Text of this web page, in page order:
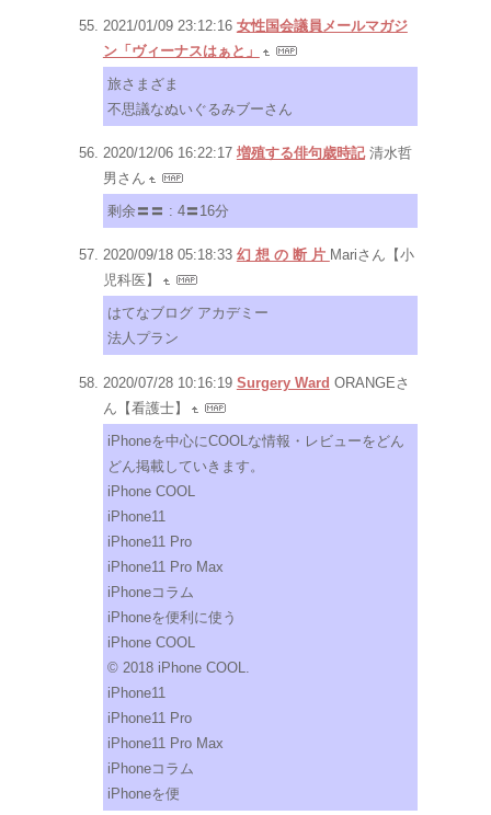
2021/01/09 23:12:16 女性国会議員メールマガジ
ン「ヴィーナスはぁと」
旅さまざま
不思議なぬいぐるみブーさん
2020/12/06 16:22:17 増殖する俳句歳時記 清水哲
男さん
剩余〓〓 : 4〓16分
2020/09/18 05:18:33 幻 想 の 断 片 Mariさん【小
児科医】
はてなブログ アカデミー
法人プラン
2020/07/28 10:16:19 Surgery Ward ORANGEさ
ん【看護士】
iPhoneを中心にCOOLな情報・レビューをどん
どん掲載していきます。
iPhone COOL
iPhone11
iPhone11 Pro
iPhone11 Pro Max
iPhoneコラム
iPhoneを便利に使う
iPhone COOL
© 2018 iPhone COOL.
iPhone11
iPhone11 Pro
iPhone11 Pro Max
iPhoneコラム
iPhoneを便